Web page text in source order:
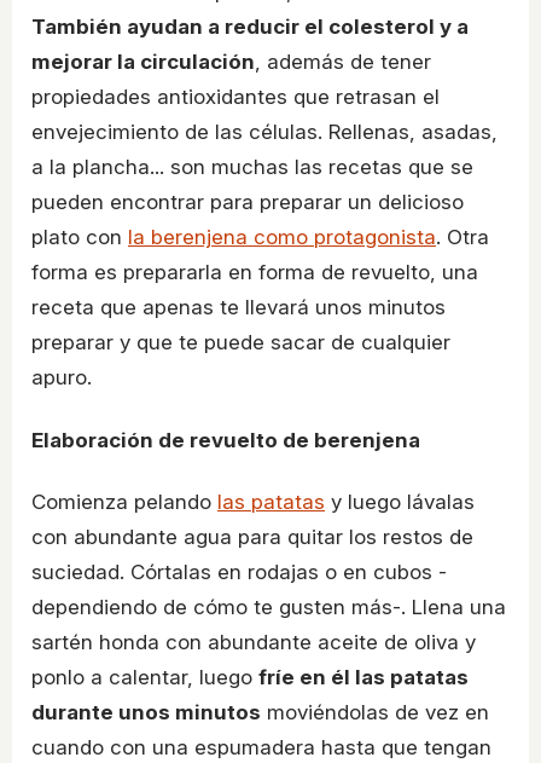
También ayudan a reducir el colesterol y a
mejorar la circulación, además de tener
propiedades antioxidantes que retrasan el
envejecimiento de las células. Rellenas, asadas,
a la plancha... son muchas las recetas que se
pueden encontrar para preparar un delicioso
plato con la berenjena como protagonista. Otra
forma es prepararla en forma de revuelto, una
receta que apenas te llevará unos minutos
preparar y que te puede sacar de cualquier
apuro.
Elaboración de revuelto de berenjena
Comienza pelando las patatas y luego lávalas
con abundante agua para quitar los restos de
suciedad. Córtalas en rodajas o en cubos -
dependiendo de cómo te gusten más-. Llena una
sartén honda con abundante aceite de oliva y
ponlo a calentar, luego fríe en él las patatas
durante unos minutos moviéndolas de vez en
cuando con una espumadera hasta que tengan